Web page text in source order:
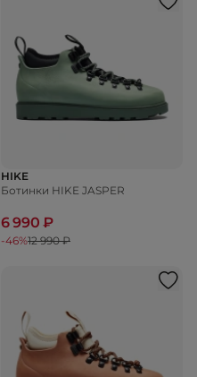
HIKE
Ботинки HIKE JASPER
6 990 ₽
-46%12 990 ₽